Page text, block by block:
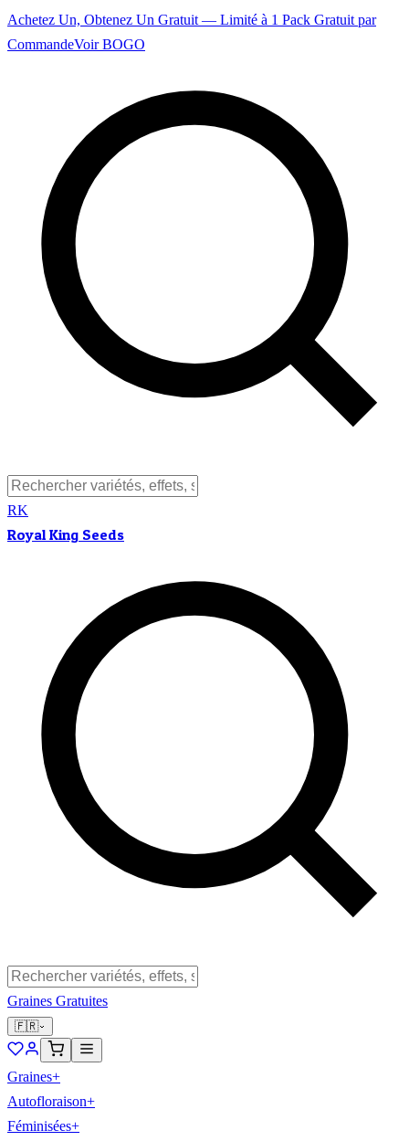
Achetez Un, Obtenez Un Gratuit — Limité à 1 Pack Gratuit par
CommandeVoir BOGO
RK
Royal King Seeds
Graines Gratuites
🇫🇷
Graines+
Autofloraison+
Féminisées+